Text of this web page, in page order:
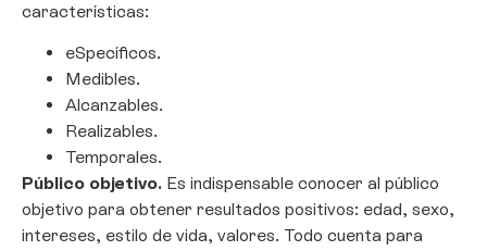
características:
eSpecíficos.
Medibles.
Alcanzables.
Realizables.
Temporales.
Público objetivo. Es indispensable conocer al público
objetivo para obtener resultados positivos: edad, sexo,
intereses, estilo de vida, valores. Todo cuenta para